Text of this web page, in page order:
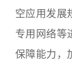
空应用发展
专用网络等
保障能力，